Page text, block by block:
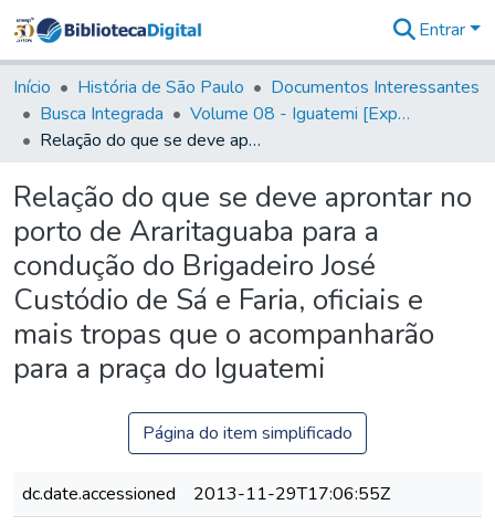
&
Coleções
Tudo na
Biblioteca
Estatísticas
Entrar
Início História de São Paulo
Documentos Interessantes
Busca Integrada
Volume 08 - Iguatemi [Expedições para proteção e sustento]
Relação do que se deve aprontar no porto de Araritaguaba para a condução do Brigadeiro José Custódio de Sá e Faria, oficiais e mais tropas que o acompanharão para a praça do Iguatemi
Relação do que se deve aprontar no
porto de Araritaguaba para a
condução do Brigadeiro José
Custódio de Sá e Faria, oficiais e
mais tropas que o acompanharão
para a praça do Iguatemi
Página do item simplificado
dc.date.accessioned
2013-11-29T17:06:55Z